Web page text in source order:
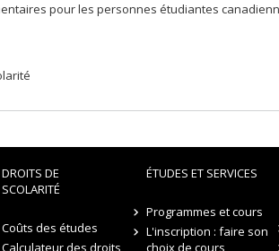
pour les personnes étudiantes
DROITS DE
SCOLARITÉ
Coûts des études
Calculateur des droits
ÉTUDES ET SERVICES
Programmes et cours
L'inscription : faire son
choix de cours